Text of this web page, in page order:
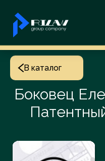
В каталог
Боковец